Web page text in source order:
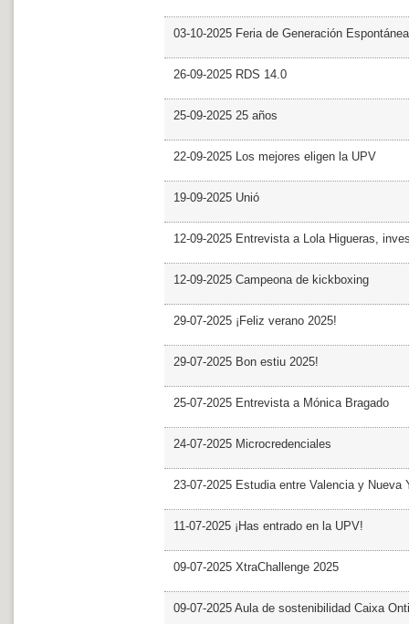
03-10-2025 Feria de Generación Espontánea
26-09-2025 RDS 14.0
25-09-2025 25 años
22-09-2025 Los mejores eligen la UPV
19-09-2025 Unió
12-09-2025 Entrevista a Lola Higueras,
12-09-2025 Campeona de kickboxing
29-07-2025 ¡Feliz verano 2025!
29-07-2025 Bon estiu 2025!
25-07-2025 Entrevista a Mónica Bragado
24-07-2025 Microcredenciales
23-07-2025 Estudia entre Valencia y Nueva
11-07-2025 ¡Has entrado en la UPV!
09-07-2025 XtraChallenge 2025
09-07-2025 Aula de sostenibilidad Caixa